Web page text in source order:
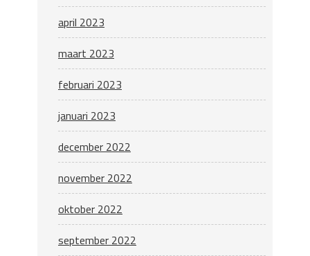
april 2023
maart 2023
februari 2023
januari 2023
december 2022
november 2022
oktober 2022
september 2022